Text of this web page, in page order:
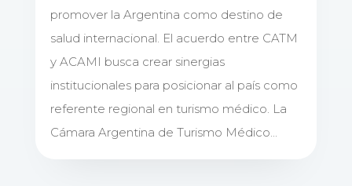
promover la Argentina como destino de
salud internacional. El acuerdo entre CATM
y ACAMI busca crear sinergias
institucionales para posicionar al país como
referente regional en turismo médico. La
Cámara Argentina de Turismo Médico...